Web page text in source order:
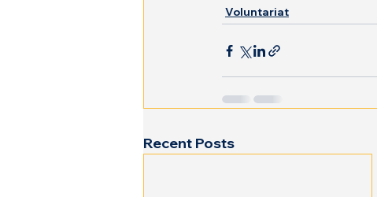
Voluntariat
Recent Posts